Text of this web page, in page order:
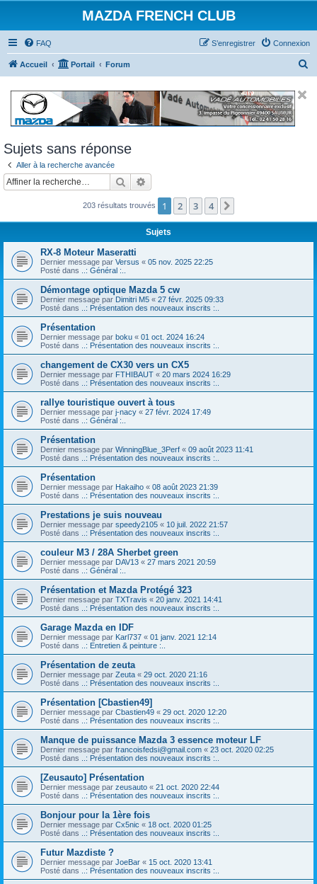
MAZDA FRENCH CLUB
FAQ Connexion
S’enregistrer
Accueil Portail Forum
Sujets sans réponse
Aller à la recherche avancée
Rechercher
203 résultats trouvés 1 2 3 4
Sujets
RX-8 Moteur Maseratti
Dernier message par Versus « 05 nov. 2025 22:25
Posté dans
..: Général :..
Démontage optique Mazda 5 cw
Dernier message par Dimitri M5 « 27 févr. 2025 09:33
Posté dans
..: Présentation des nouveaux inscrits :..
Présentation
Dernier message par boku « 01 oct. 2024 16:24
Posté dans
..: Présentation des nouveaux inscrits :..
changement de CX30 vers un CX5
Dernier message par FTHIBAUT « 20 mars 2024 16:29
Posté dans
..: Présentation des nouveaux inscrits :..
rallye touristique ouvert à tous
Dernier message par j-nacy « 27 févr. 2024 17:49
Posté dans
..: Général :..
Présentation
Dernier message par WinningBlue_3Perf « 09 août 2023 11:41
Posté dans
..: Présentation des nouveaux inscrits :..
Présentation
Dernier message par Hakaiho « 08 août 2023 21:39
Posté dans
..: Présentation des nouveaux inscrits :..
Prestations je suis nouveau
Dernier message par speedy2105 « 10 juil. 2022 21:57
Posté dans
..: Présentation des nouveaux inscrits :..
couleur M3 / 28A Sherbet green
Dernier message par DAV13 « 27 mars 2021 20:59
Posté dans
..: Général :..
Présentation et Mazda Protégé 323
Dernier message par TXTravis « 20 janv. 2021 14:41
Posté dans
..: Présentation des nouveaux inscrits :..
Garage Mazda en IDF
Dernier message par Karl737 « 01 janv. 2021 12:14
Posté dans
..: Entretien & peinture :..
Présentation de zeuta
Dernier message par Zeuta « 29 oct. 2020 21:16
Posté dans
..: Présentation des nouveaux inscrits :..
Présentation [Cbastien49]
Dernier message par Cbastien49 « 29 oct. 2020 12:20
Posté dans
..: Présentation des nouveaux inscrits :..
Manque de puissance Mazda 3 essence moteur LF
Dernier message par francoisfedsi@gmail.com « 23 oct. 2020 02:25
Posté dans
..: Présentation des nouveaux inscrits :..
[Zeusauto] Présentation
Dernier message par zeusauto « 21 oct. 2020 22:44
Posté dans
..: Présentation des nouveaux inscrits :..
Bonjour pour la 1ère fois
Dernier message par Cx5nic « 18 oct. 2020 01:25
Posté dans
..: Présentation des nouveaux inscrits :..
Futur Mazdiste ?
Dernier message par JoeBar « 15 oct. 2020 13:41
Posté dans
..: Présentation des nouveaux inscrits :..